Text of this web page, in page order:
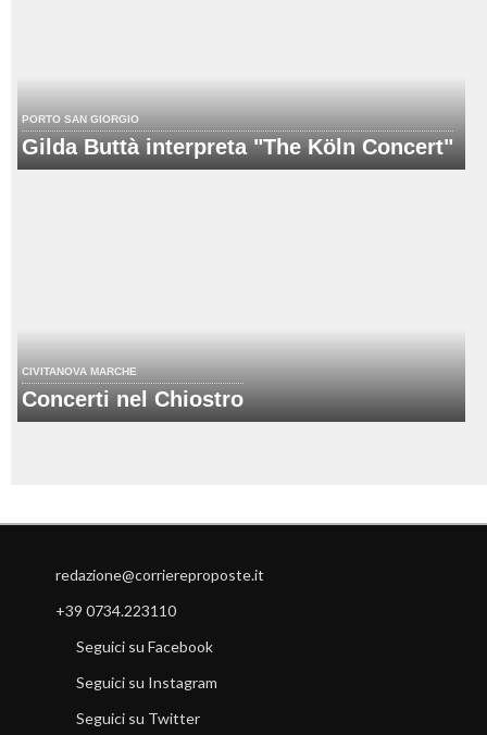
PORTO SAN GIORGIO
Gilda Buttà interpreta "The Köln Concert"
CIVITANOVA MARCHE
Concerti nel Chiostro
redazione@corriereproposte.it
+39 0734.223110
Seguici su Facebook
Seguici su Instagram
Seguici su Twitter